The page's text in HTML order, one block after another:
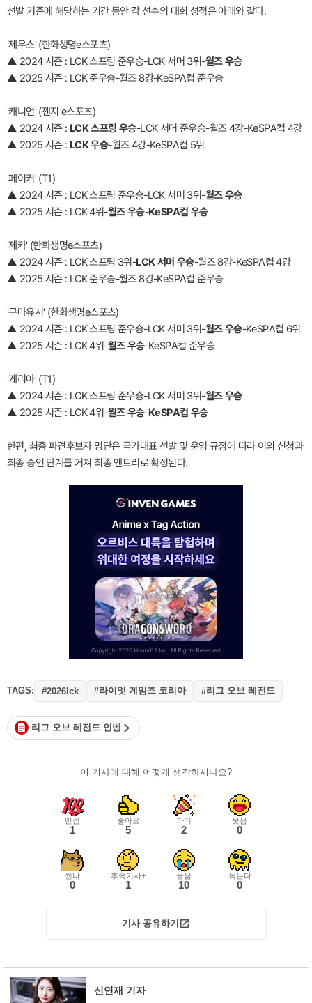
선발 기준에 해당하는 기간 동안 각 선수의 대회 성적은 아래와 같다.
'제우스' (한화생명e스포츠)
▲ 2024 시즌 : LCK 스프링 준우승-LCK 서머 3위-월즈 우승
▲ 2025 시즌 : LCK 준우승-월즈 8강-KeSPA컵 준우승
'캐니언' (젠지 e스포츠)
▲ 2024 시즌 : LCK 스프링 우승-LCK 서머 준우승-월즈 4강-KeSPA컵 4강
▲ 2025 시즌 : LCK 우승-월즈 4강-KeSPA컵 5위
'페이커' (T1)
▲ 2024 시즌 : LCK 스프링 준우승-LCK 서머 3위-월즈 우승
▲ 2025 시즌 : LCK 4위-월즈 우승-KeSPA컵 우승
'제카' (한화생명e스포츠)
▲ 2024 시즌 : LCK 스프링 3위-LCK 서머 우승-월즈 8강-KeSPA컵 4강
▲ 2025 시즌 : LCK 준우승-월즈 8강-KeSPA컵 준우승
'구마유시' (한화생명e스포츠)
▲ 2024 시즌 : LCK 스프링 준우승-LCK 서머 3위-월즈 우승-KeSPA컵 6위
▲ 2025 시즌 : LCK 4위-월즈 우승-KeSPA컵 준우승
'케리아' (T1)
▲ 2024 시즌 : LCK 스프링 준우승-LCK 서머 3위-월즈 우승
▲ 2025 시즌 : LCK 4위-월즈 우승-KeSPA컵 우승
한편, 최종 파견후보자 명단은 국가대표 선발 및 운영 규정에 따라 이의 신청과
최종 승인 단계를 거쳐 최종 엔트리로 확정된다.
TAGS: #2026lck #라이엇 게임즈 코리아 #리그 오브 레전드
리그 오브 레전드 인벤
이 기사에 대해 어떻게 생각하시나요?
만점
1
좋아요
5
파티
2
웃음
0
씬나
0
후속기사+
1
울음
10
녹는다
0
기사 공유하기
신연재 기자